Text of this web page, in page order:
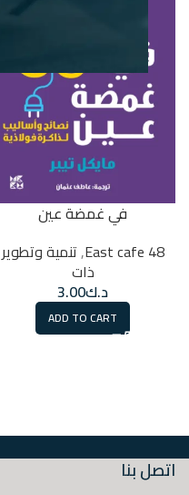
في غمضة عين
48 East cafe
,تنمية وتطوير
ذات
د.ك3.00
ADD TO CART
اتصل بنا